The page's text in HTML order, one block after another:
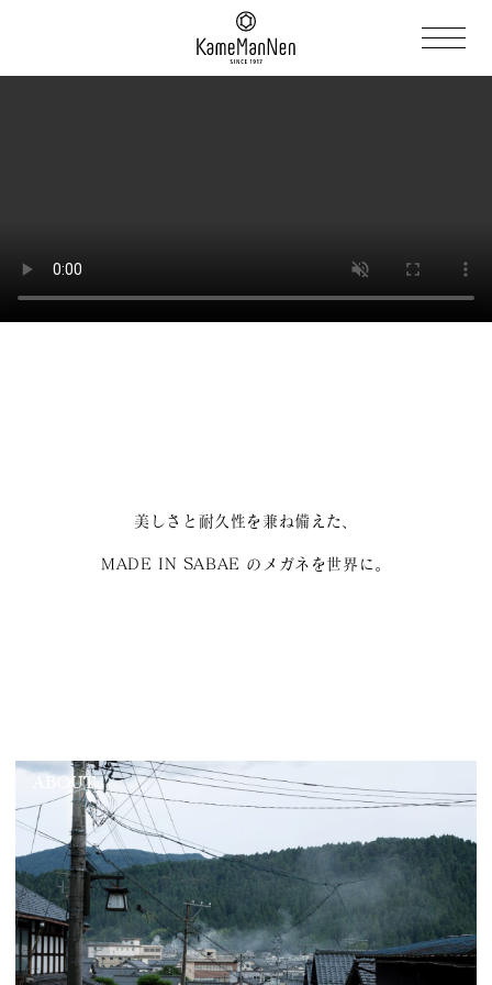
美しさと耐久性を兼ね備えた、
MADE IN SABAE のメガネを世界に。
ABOUT